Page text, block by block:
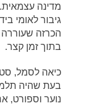
גיבור לאומי
הכרזה שעוררה
בתוך זמן קצר.
בעת שהיה
נוער וספורט,